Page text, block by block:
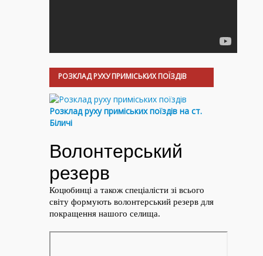
РОЗКЛАД РУХУ ПРИМІСЬКИХ ПОЇЗДІВ
Розклад руху приміських поїздів на ст.
Біличі